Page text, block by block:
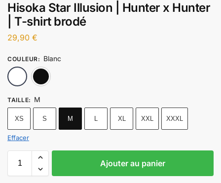
Hisoka Star Illusion | Hunter x Hunter
| T-shirt brodé
29,90 €
COULEUR: Blanc
TAILLE: M
XS S M L XL XXL XXXL
Effacer
Ajouter au panier